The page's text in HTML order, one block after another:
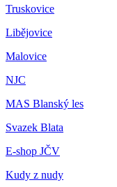
Truskovice
Libějovice
Malovice
NJC
MAS Blanský les
Svazek Blata
E-shop JČV
Kudy z nudy